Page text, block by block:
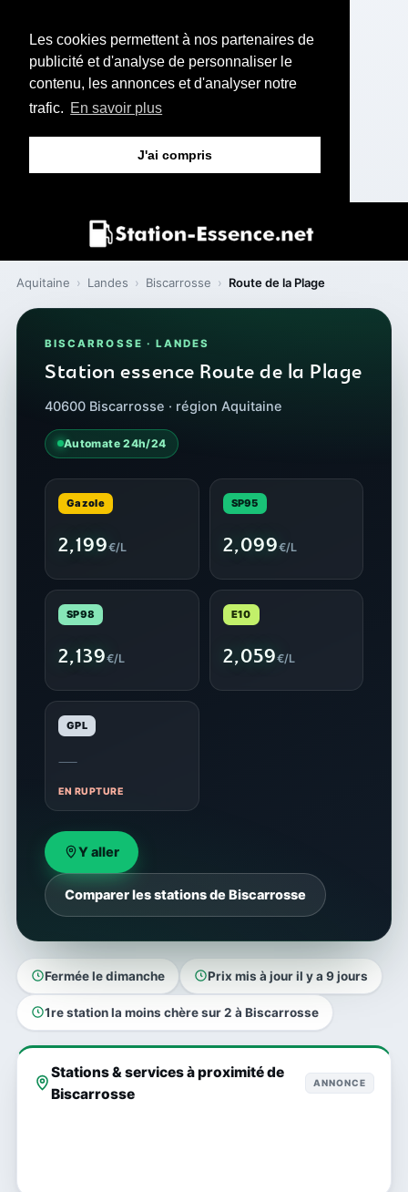
Les cookies permettent à nos partenaires de
publicité et d'analyse de personnaliser le
contenu, les annonces et d'analyser notre
trafic. En savoir plus
J'ai compris
Aquitaine › Landes › Biscarrosse › Route de la Plage
BISCARROSSE · LANDES
Station essence Route de la Plage
40600 Biscarrosse · région Aquitaine
Automate 24h/24
Gazole
2,199€/L
SP95
2,099€/L
SP98
2,139€/L
E10
2,059€/L
GPL
—
EN RUPTURE
Y aller
Comparer les stations de Biscarrosse
Fermée le dimanche Prix mis à jour il y a 9 jours
1re station la moins chère sur 2 à Biscarrosse
Stations & services à proximité de
Biscarrosse
ANNONCE